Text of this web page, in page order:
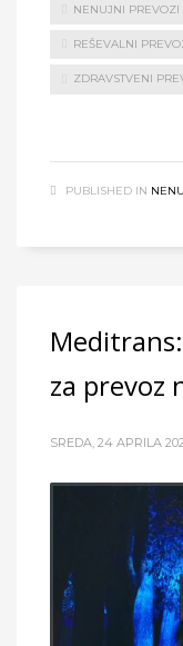
NENUJNI PREVOZI
REŠEVALNI
ZDRAVSTVENI
PUBLISHED IN
za prevoz
SREDA, 24 APRILA